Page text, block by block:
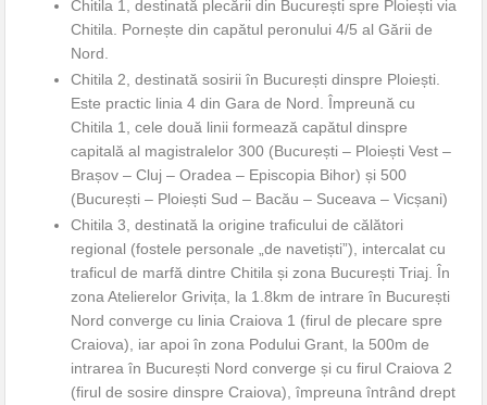
Chitila 1, destinată plecării din București spre Ploiești via
Chitila. Pornește din capătul peronului 4/5 al Gării de
Nord.
Chitila 2, destinată sosirii în București dinspre Ploiești.
Este practic linia 4 din Gara de Nord. Împreună cu
Chitila 1, cele două linii formează capătul dinspre
capitală al magistralelor 300 (București – Ploiești Vest –
Brașov – Cluj – Oradea – Episcopia Bihor) și 500
(București – Ploiești Sud – Bacău – Suceava – Vicșani)
Chitila 3, destinată la origine traficului de călători
regional (fostele personale „de navetiști”), intercalat cu
traficul de marfă dintre Chitila și zona București Triaj. În
zona Atelierelor Grivița, la 1.8km de intrare în București
Nord converge cu linia Craiova 1 (firul de plecare spre
Craiova), iar apoi în zona Podului Grant, la 500m de
intrarea în București Nord converge și cu firul Craiova 2
(firul de sosire dinspre Craiova), împreuna întrând drept